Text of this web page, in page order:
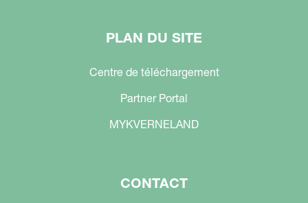
PLAN DU SITE
Centre de téléchargement
Partner Portal
MYKVERNELAND
CONTACT